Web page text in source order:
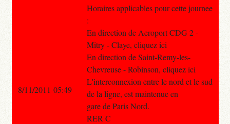
Horaires applicables pour cette journee
:
En direction de Aeroport CDG 2 -
Mitry - Claye, cliquez ici
En direction de Saint-Remy-les-
Chevreuse - Robinson, cliquez ici
L'interconnexion entre le nord et le sud
de la ligne, est maintenue en
gare de Paris Nord.
RER C
8/11/2011 05:49